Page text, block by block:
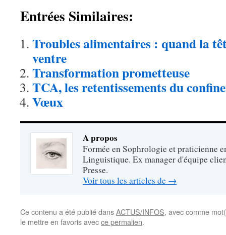
Entrées Similaires:
Troubles alimentaires : quand la
ventre
Transformation prometteuse
TCA, les retentissements du
Vœux
A propos
Formée en Sophrologie et praticienne
Linguistique. Ex manager d'équipe
Presse.
Voir tous les articles de →
Ce contenu a été publié dansACTUS/INFOS, avec comme
le mettre en favoris avecce permalien.